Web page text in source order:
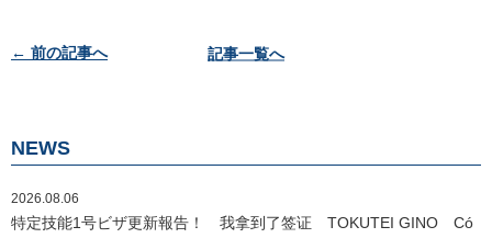
投
ゲ
シ
ョ
← 前の記事へ 記事一覧へ
NEWS
2026.08.06
特定技能1号ビザ更新報告！ 我拿到了签证 TOKUTEI GINO Có